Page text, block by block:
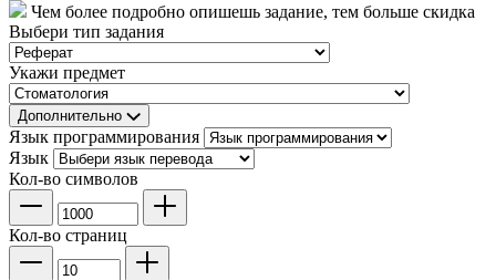
Чем более подробно опишешь задание, тем больше скидка
Выбери тип задания
Укажи предмет
Дополнительно
Язык программирования
Язык
Кол-во символов
Кол-во страниц